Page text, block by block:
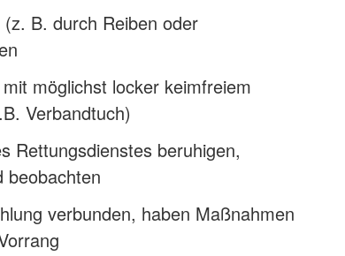
B. durch Reiben oder
möglichst locker keimfreiem
Verbandtuch)
Rettungsdienstes beruhigen,
beobachten
verbunden, haben Maßnahmen